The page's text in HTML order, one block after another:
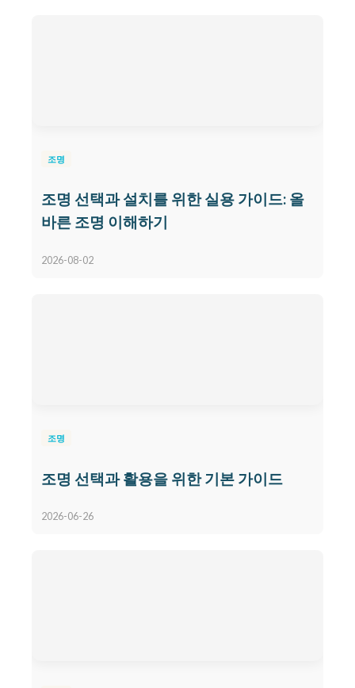
조명
조명 선택과 설치를 위한 실용 가이드: 올
바른 조명 이해하기
2026-08-02
조명
조명 선택과 활용을 위한 기본 가이드
2026-06-26